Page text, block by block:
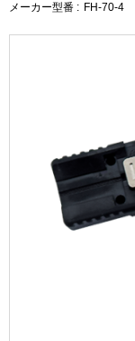
メーカー型番 : FH-70-4